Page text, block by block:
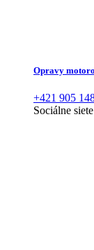
Opravy
+421 905
Sociálne siete